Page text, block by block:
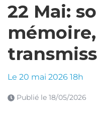
22 Mai:
mémoire,
Le 20 mai 2026 18h
Publié le 18/05/2026